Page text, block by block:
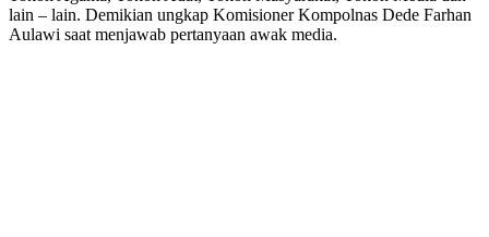
lain – lain. Demikian ungkap Komisioner Kompolnas Dede Farhan
Aulawi saat menjawab pertanyaan awak media.